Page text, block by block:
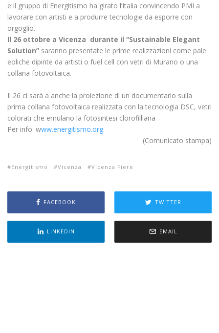
e il gruppo di Energitismo ha girato l’Italia convincendo PMI a
lavorare con artisti e a produrre tecnologie da esporre con
orgoglio.
Il 26 ottobre a Vicenza durante il “Sustainable Elegant
Solution” saranno presentate le prime realizzazioni come pale
eoliche dipinte da artisti o fuel cell con vetri di Murano o una
collana fotovoltaica.
Il 26 ci sarà a anche la proiezione di un documentario sulla
prima collana fotovoltaica realizzata con la tecnologia DSC, vetri
colorati che emulano la fotosintesi clorofilliana
Per info: www.energitismo.org
(Comunicato stampa)
Energitismo Vicenza Vicenza Fiere
FACEBOOK TWITTER
LINKEDIN EMAIL